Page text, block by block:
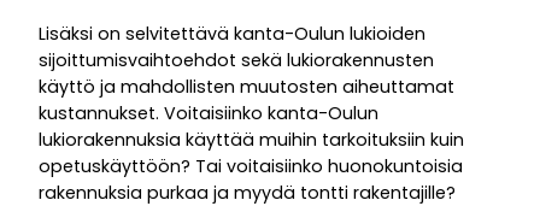
Lisäksi on selvitettävä kanta-Oulun lukioiden
sijoittumisvaihtoehdot sekä lukiorakennusten
käyttö ja mahdollisten muutosten aiheuttamat
kustannukset. Voitaisiinko kanta-Oulun
lukiorakennuksia käyttää muihin tarkoituksiin kuin
opetuskäyttöön? Tai voitaisiinko huonokuntoisia
rakennuksia purkaa ja myydä tontti rakentajille?